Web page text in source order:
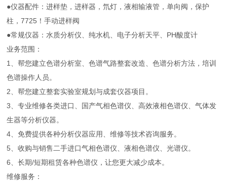
●仪器配件：进样垫，进样器，氘灯，液相输液管，单向阀，保护
柱，7725！手动进样阀
●常规仪器：水质分析仪、纯水机、电子分析天平、PH酸度计
业务范围：
1、帮您建立色谱分析室、色谱气路整套改造、色谱分析方法，培训
色谱操作人员。
2、帮您建立整套实验室规划与成套仪器项目。
3、专业维修各类进口、国产气相色谱仪、高效液相色谱仪、气体发
生器等分析仪器。
4、免费提供各种分析仪器应用、维修等技术咨询服务。
5、收购与销售二手进口气相色谱仪、液相色谱仪、光谱仪。
6、长期/短期租赁各种色谱仪，让您更大减少成本。
维修服务：